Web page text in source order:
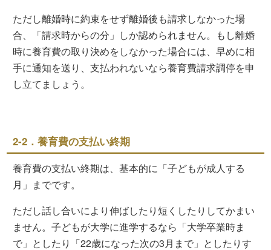
ただし離婚時に約束をせず離婚後も請求しなかった場
合、「請求時からの分」しか認められません。もし離婚
時に養育費の取り決めをしなかった場合には、早めに相
手に通知を送り、支払われないなら養育費請求調停を申
し立てましょう。
2-2．養育費の支払い終期
養育費の支払い終期は、基本的に「子どもが成人する
月」までです。
ただし話し合いにより伸ばしたり短くしたりしてかまい
ません。子どもが大学に進学するなら「大学卒業時ま
で」としたり「22歳になった次の3月まで」としたりす